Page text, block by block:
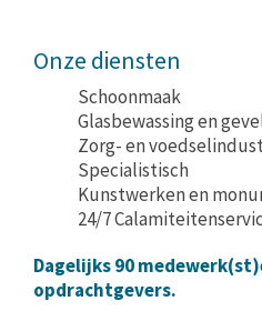
Onze diensten
Schoonmaak
Glasbewassing en
Zorg- en
Specialistisch
Kunstwerken en
24/7
Dagelijks 90
opdrachtgevers.